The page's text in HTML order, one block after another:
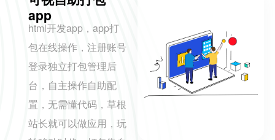
app
html开发app，app打
包在线操作，注册账号
登录独立打包管理后
台，自主操作自助配
置，无需懂代码，草根
站长就可以做应用，玩